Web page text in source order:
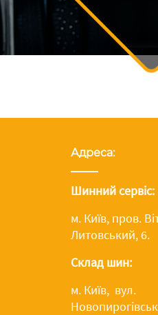
Адреса:
Шинний сервіс:
м. Київ, пров.
Литовський, 6.
Склад шин:
м. Київ, вул.